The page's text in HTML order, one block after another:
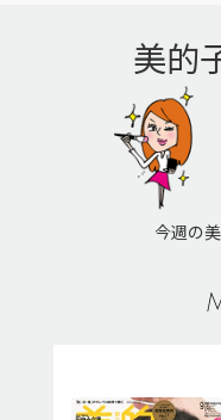
美的
今週の